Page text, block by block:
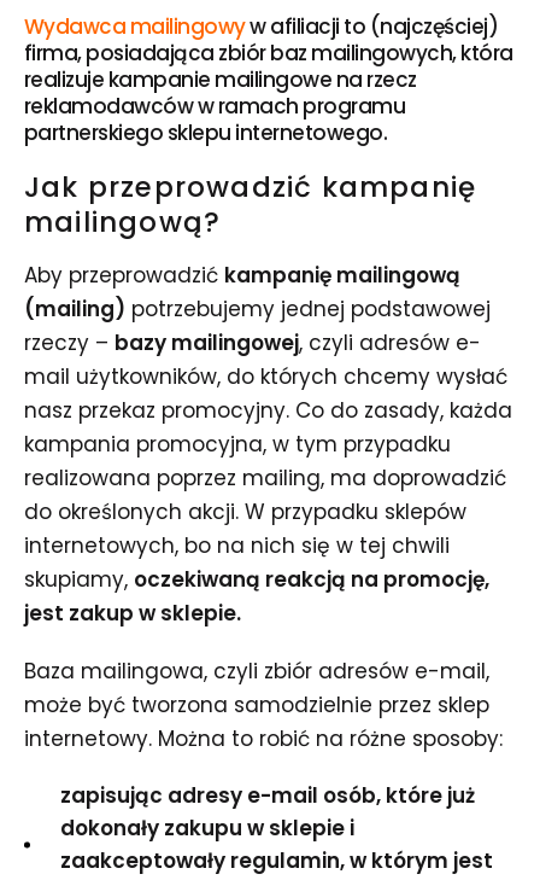
Wydawca mailingowyw afiliacji to (najczęściej)
firma, posiadająca zbiór baz mailingowych, która
realizuje kampanie mailingowe na rzecz
reklamodawców w ramach programu
partnerskiego sklepu internetowego.
Jak przeprowadzić kampanię
mailingową?
Aby przeprowadzić kampanię mailingową
(mailing) potrzebujemy jednej podstawowej
rzeczy – bazy mailingowej, czyli adresów e-
mail użytkowników, do których chcemy wysłać
nasz przekaz promocyjny. Co do zasady, każda
kampania promocyjna, w tym przypadku
realizowana poprzez mailing, ma doprowadzić
do określonych akcji. W przypadku sklepów
internetowych, bo na nich się w tej chwili
skupiamy, oczekiwaną reakcją na promocję,
jest zakup w sklepie.
Baza mailingowa, czyli zbiór adresów e-mail,
może być tworzona samodzielnie przez sklep
internetowy. Można to robić na różne sposoby:
zapisując adresy e-mail osób, które już
dokonały zakupu w sklepie i
zaakceptowały regulamin, w którym jest